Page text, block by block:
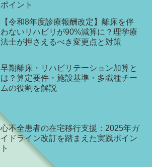
ポイント
【令和8年度診療報酬改定】離床を伴
わないリハビリが90%減算に？理学療
法士が押さえるべき変更点と対策
早期離床・リハビリテーション加算と
は？算定要件・施設基準・多職種チー
ムの役割を解説
心不全患者の在宅移行支援：2025年ガ
イドライン改訂を踏まえた実践ポイン
ト